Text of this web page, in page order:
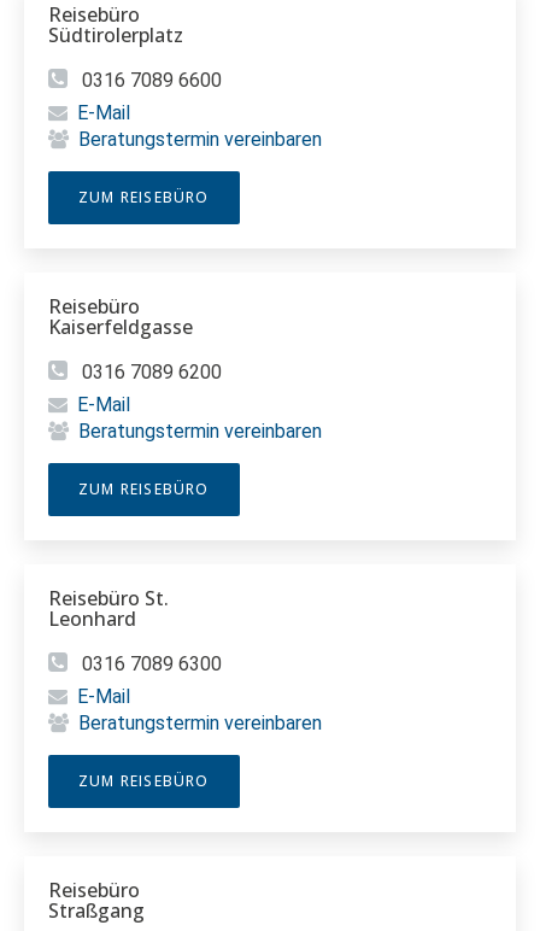
Reisebüro
Südtirolerplatz
0316 7089 6600
E-Mail
Beratungstermin vereinbaren
ZUM REISEBÜRO
Reisebüro
Kaiserfeldgasse
0316 7089 6200
E-Mail
Beratungstermin vereinbaren
ZUM REISEBÜRO
Reisebüro St.
Leonhard
0316 7089 6300
E-Mail
Beratungstermin vereinbaren
ZUM REISEBÜRO
Reisebüro
Straßgang